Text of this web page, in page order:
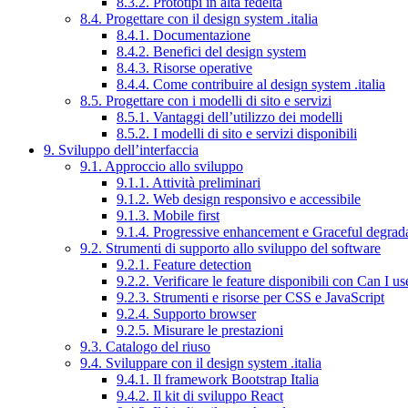
8.4. Progettare con il design system .italia
8.4.1. Documentazione
8.4.2. Benefici del design system
8.4.3. Risorse operative
8.4.4. Come contribuire al design system .italia
8.5. Progettare con i modelli di sito e servizi
8.5.1. Vantaggi dell’utilizzo dei modelli
8.5.2. I modelli di sito e servizi disponibili
9. Sviluppo dell’interfaccia
9.1. Approccio allo sviluppo
9.1.1. Attività preliminari
9.1.2. Web design responsivo e accessibile
9.1.3. Mobile first
9.1.4. Progressive enhancement e Graceful
9.2. Strumenti di supporto allo sviluppo del software
9.2.1. Feature detection
9.2.2. Verificare le feature disponibili con Can I
9.2.3. Strumenti e risorse per CSS e JavaScript
9.2.4. Supporto browser
9.2.5. Misurare le prestazioni
9.3. Catalogo del riuso
9.4. Sviluppare con il design system .italia
9.4.1. Il framework Bootstrap Italia
9.4.2. Il kit di sviluppo React